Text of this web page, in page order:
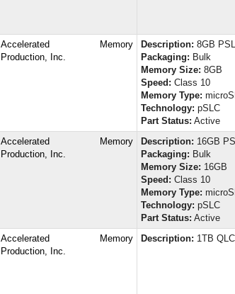
Accelerated Memory
Production, Inc.
Description: 8GB
Packaging: Bulk
Memory Size: 8GB
Speed: Class 10
Memory Type:
Technology: pSLC
Part Status: Active
Accelerated Memory
Production, Inc.
Description: 16GB
Packaging: Bulk
Memory Size: 16GB
Speed: Class 10
Memory Type:
Technology: pSLC
Part Status: Active
Accelerated Memory
Production, Inc.
Description: 1TB